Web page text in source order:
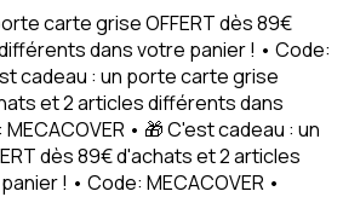
carte grise OFFERT dès 89€
dans votre panier ! • Code:
cadeau : un porte carte grise
et 2 articles différents dans
• 🎁 C'est cadeau : un
dès 89€ d'achats et 2 articles
! • Code: MECACOVER •